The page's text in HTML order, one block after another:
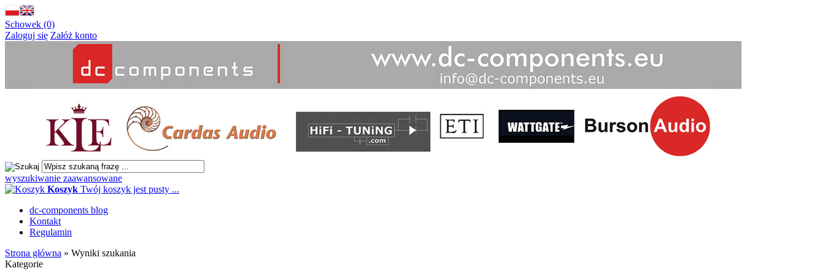
Schowek (0)
Zaloguj się Załóż konto
wyszukiwanie zaawansowane
Koszyk Twój koszyk jest pusty ...
dc-components blog
Kontakt
Regulamin
Strona główna » Wyniki szukania
Kategorie